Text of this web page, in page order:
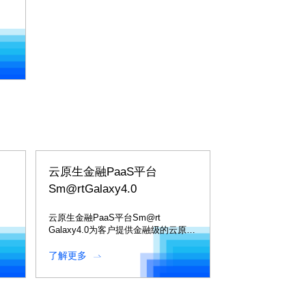
云原生金融PaaS平台
Sm@rtGalaxy4.0
云原生金融PaaS平台Sm@rt
Galaxy4.0为客户提供金融级的云原生
了解更多